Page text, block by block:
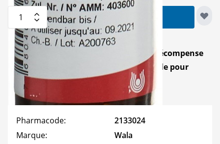
Quantité
Ajouter au panier
Vous pouvez gagner
Points de récompense
pour effectuer un achat ! Disponible pour
enregistréuniquement.
Pharmacode:
2133024
Marque:
Wala